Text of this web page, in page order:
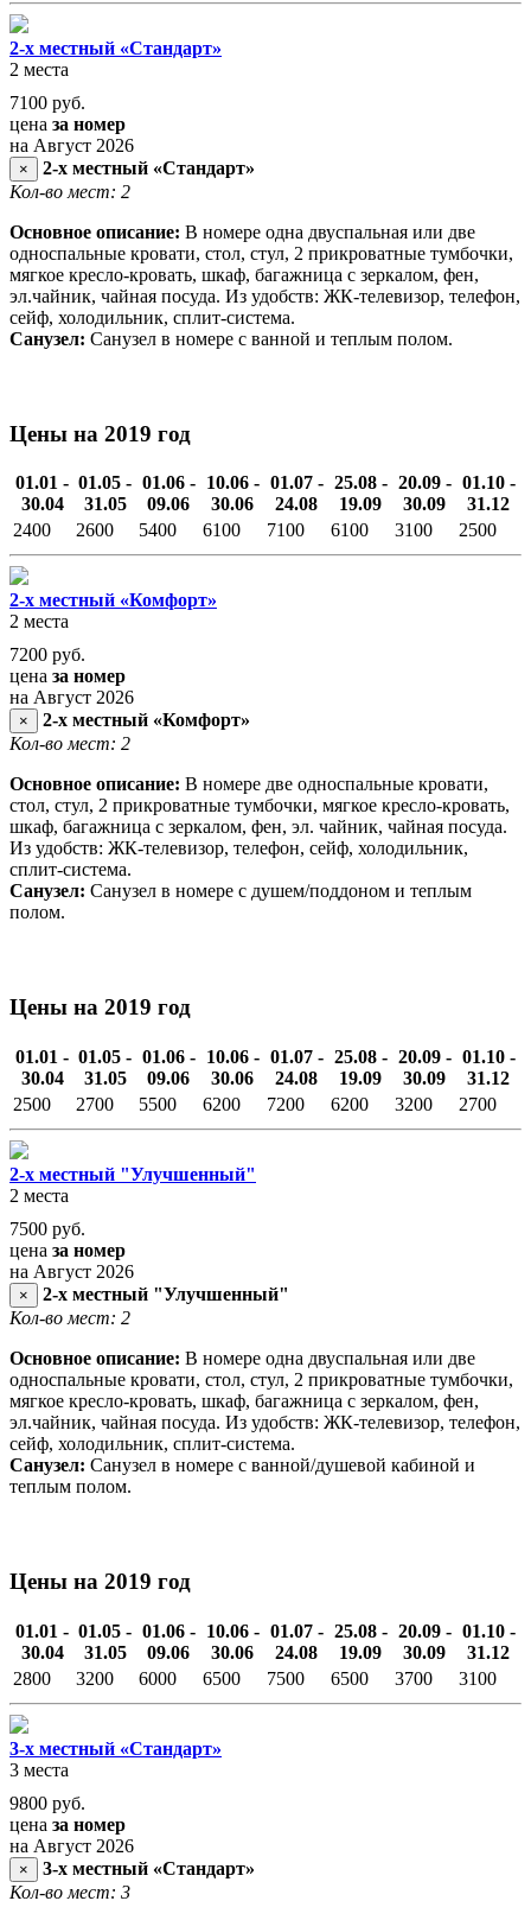
2-х местный «Стандарт»
2 места
7100 руб.
цена за номер
на Август 2026
×
2-х местный «Стандарт»
Кол-во мест: 2
Основное описание: В номере одна двуспальная или две
односпальные кровати, стол, стул, 2 прикроватные тумбочки,
мягкое кресло-кровать, шкаф, багажница с зеркалом, фен,
эл.чайник, чайная посуда. Из удобств: ЖК-телевизор, телефон,
сейф, холодильник, сплит-система.
Санузел: Санузел в номере с ванной и теплым полом.
Цены на 2019 год
01.01 -
30.04
01.05 -
31.05
01.06 -
09.06
10.06 -
30.06
01.07 -
24.08
25.08 -
19.09
20.09 -
30.09
01.10 -
31.12
2400
2600 5400 6100 7100 6100 3100 2500
2-х местный «Комфорт»
2 места
7200 руб.
цена за номер
на Август 2026
×
2-х местный «Комфорт»
Кол-во мест: 2
Основное описание: В номере две односпальные кровати,
стол, стул, 2 прикроватные тумбочки, мягкое кресло-кровать,
шкаф, багажница с зеркалом, фен, эл. чайник, чайная посуда.
Из удобств: ЖК-телевизор, телефон, сейф, холодильник,
сплит-система.
Санузел: Санузел в номере с душем/поддоном и теплым
полом.
Цены на 2019 год
01.01 -
30.04
01.05 -
31.05
01.06 -
09.06
10.06 -
30.06
01.07 -
24.08
25.08 -
19.09
20.09 -
30.09
01.10 -
31.12
2500
2700 5500 6200 7200 6200 3200 2700
2-х местный "Улучшенный"
2 места
7500 руб.
цена за номер
на Август 2026
×
2-х местный "Улучшенный"
Кол-во мест: 2
Основное описание: В номере одна двуспальная или две
односпальные кровати, стол, стул, 2 прикроватные тумбочки,
мягкое кресло-кровать, шкаф, багажница с зеркалом, фен,
эл.чайник, чайная посуда. Из удобств: ЖК-телевизор, телефон,
сейф, холодильник, сплит-система.
Санузел: Санузел в номере с ванной/душевой кабиной и
теплым полом.
Цены на 2019 год
01.01 -
30.04
01.05 -
31.05
01.06 -
09.06
10.06 -
30.06
01.07 -
24.08
25.08 -
19.09
20.09 -
30.09
01.10 -
31.12
2800
3200 6000 6500 7500 6500 3700 3100
3-х местный «Стандарт»
3 места
9800 руб.
цена за номер
на Август 2026
×
3-х местный «Стандарт»
Кол-во мест: 3